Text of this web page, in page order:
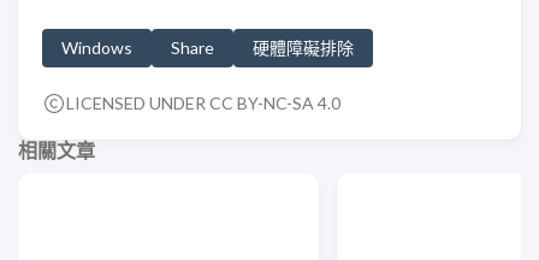
Windows Share 硬體障礙排除
LICENSED UNDER CC BY-NC-SA 4.0
相關文章